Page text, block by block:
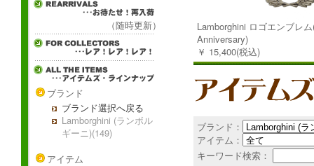
（随時更新）
ブランド
ブランド選択へ戻る
Lamborghini (ランボル
ギーニ)(149)
アイテム
Lamborghini ロゴエンブレ
Anniversary)
￥ 15,400(税込)
ブランド：
アイテム：
キーワード検索：